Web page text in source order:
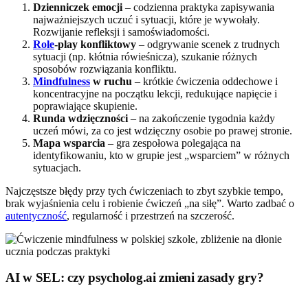
Dzienniczek emocji – codzienna praktyka zapisywania
najważniejszych uczuć i sytuacji, które je wywołały.
Rozwijanie refleksji i samoświadomości.
Role-play konfliktowy – odgrywanie scenek z trudnych
sytuacji (np. kłótnia rówieśnicza), szukanie różnych
sposobów rozwiązania konfliktu.
Mindfulness w ruchu – krótkie ćwiczenia oddechowe i
koncentracyjne na początku lekcji, redukujące napięcie i
poprawiające skupienie.
Runda wdzięczności – na zakończenie tygodnia każdy
uczeń mówi, za co jest wdzięczny osobie po prawej stronie.
Mapa wsparcia – gra zespołowa polegająca na
identyfikowaniu, kto w grupie jest „wsparciem” w różnych
sytuacjach.
Najczęstsze błędy przy tych ćwiczeniach to zbyt szybkie tempo,
brak wyjaśnienia celu i robienie ćwiczeń „na siłę”. Warto zadbać o
autentyczność, regularność i przestrzeń na szczerość.
AI w SEL: czy psycholog.ai zmieni zasady gry?